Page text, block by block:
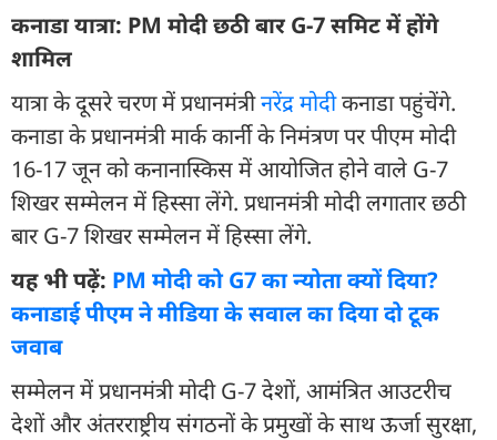
कनाडा यात्रा: PM मोदी छठी बार G-7 समिट में होंगे
शामिल
यात्रा के दूसरे चरण में प्रधानमंत्रीनरेंद्र मोदीकनाडा पहुंचेंगे.
कनाडा के प्रधानमंत्री मार्क कार्नी के निमंत्रण पर पीएम मोदी
16-17 जून को कनानास्किस में आयोजित होने वाले G-7
शिखर सम्मेलन में हिस्सा लेंगे. प्रधानमंत्री मोदी लगातार छठी
बार G-7 शिखर सम्मेलन में हिस्सा लेंगे.
यह भी पढ़ें: PM मोदी को G7 का न्योता क्यों दिया?
कनाडाई पीएम ने मीडिया के सवाल का दिया दो टूक
जवाब
सम्मेलन में प्रधानमंत्री मोदी G-7 देशों, आमंत्रित आउटरीच
देशों और अंतरराष्ट्रीय संगठनों के प्रमुखों के साथ ऊर्जा सुरक्षा,